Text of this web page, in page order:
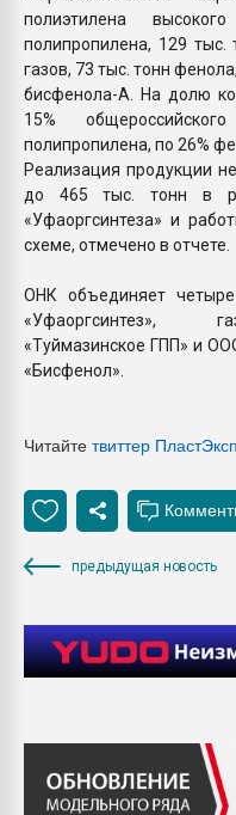
полиэтилена
полипропилена, 129
газов, 73 тыс. тонн
бисфенола-А. На долю
15%
полипропилена, по 26%
Реализация продукции
до 465 тыс. тонн в
«Уфаоргсинтеза» и
схеме, отмечено в отчете.
ОНК объединяет
«Уфаоргсинтез»,
«Туймазинское ГПП» и
«Бисфенол».
Читайте твиттер Пласт
предыдущая новость